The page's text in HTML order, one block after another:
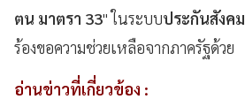
ตน มาตรา 33" ในระบบประกันสังคม
ร้องขอความช่วยเหลือจากภาครัฐด้วย
อ่านข่าวที่เกี่ยวข้อง :